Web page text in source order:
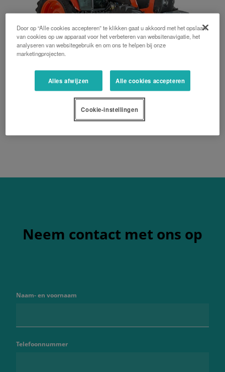
M5001 Utility Narrow
92 PK, 94 PK, 103 PK, 112 PK, Veiligheidsbeugel, Cabine, Mechanisch
Neem contact met ons op
Naam- en voornaam
Telefoonnummer
Door op “Alle cookies accepteren” te klikken gaat u akkoord met het opslaan
van cookies op uw apparaat voor het verbeteren van websitenavigatie, het
analyseren van websitegebruik en om ons te helpen bij onze
marketingprojecten.
Alles afwijzen Alle cookies accepteren
Cookie-instellingen